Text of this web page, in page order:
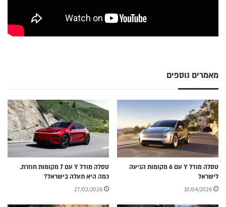
מאמרים נוספים
טסלה מודל Y עם 6 מקומות הגיעה
לישראל
10/04/2026
טסלה מודל Y עם 7 מקומות חוזרת.
כמה היא תעלה בישראל?
27/02/2026